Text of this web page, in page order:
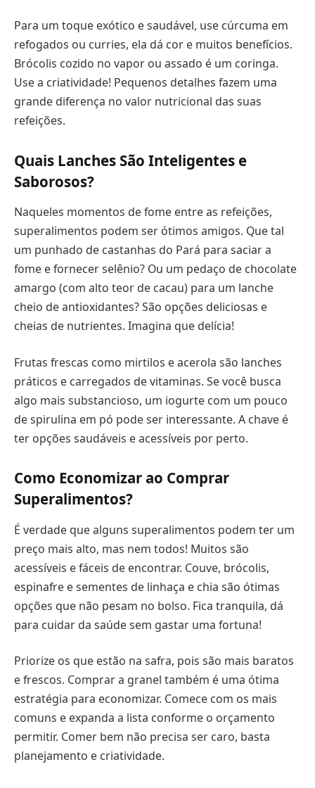
Para um toque exótico e saudável, use cúrcuma em
refogados ou curries, ela dá cor e muitos benefícios.
Brócolis cozido no vapor ou assado é um coringa.
Use a criatividade! Pequenos detalhes fazem uma
grande diferença no valor nutricional das suas
refeições.
Quais Lanches São Inteligentes e
Saborosos?
Naqueles momentos de fome entre as refeições,
superalimentos podem ser ótimos amigos. Que tal
um punhado de castanhas do Pará para saciar a
fome e fornecer selênio? Ou um pedaço de chocolate
amargo (com alto teor de cacau) para um lanche
cheio de antioxidantes? São opções deliciosas e
cheias de nutrientes. Imagina que delícia!
Frutas frescas como mirtilos e acerola são lanches
práticos e carregados de vitaminas. Se você busca
algo mais substancioso, um iogurte com um pouco
de spirulina em pó pode ser interessante. A chave é
ter opções saudáveis e acessíveis por perto.
Como Economizar ao Comprar
Superalimentos?
É verdade que alguns superalimentos podem ter um
preço mais alto, mas nem todos! Muitos são
acessíveis e fáceis de encontrar. Couve, brócolis,
espinafre e sementes de linhaça e chia são ótimas
opções que não pesam no bolso. Fica tranquila, dá
para cuidar da saúde sem gastar uma fortuna!
Priorize os que estão na safra, pois são mais baratos
e frescos. Comprar a granel também é uma ótima
estratégia para economizar. Comece com os mais
comuns e expanda a lista conforme o orçamento
permitir. Comer bem não precisa ser caro, basta
planejamento e criatividade.